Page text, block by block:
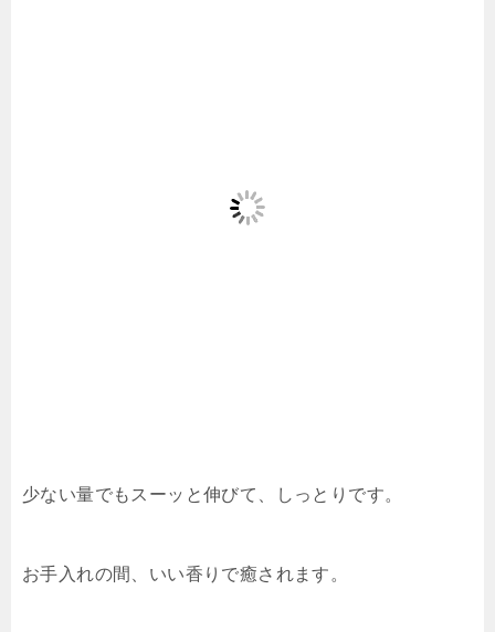
少ない量でもスーッと伸びて、しっとりです。
お手入れの間、いい香りで癒されます。